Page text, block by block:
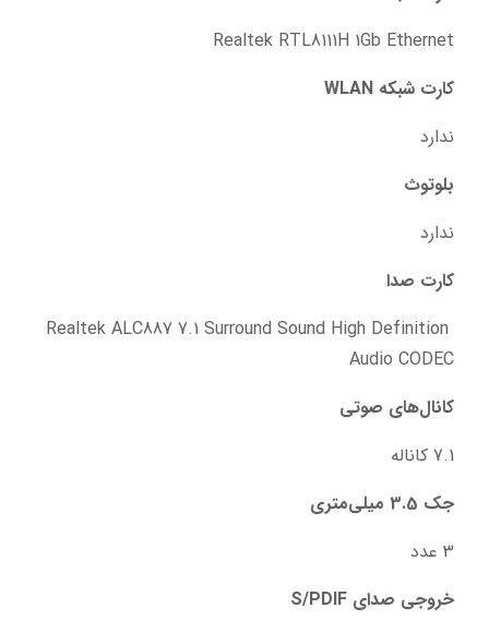
Realtek RTL8111H 1Gb Ethernet
کارت شبکه WLAN
ندارد
بلوتوث
ندارد
کارت صدا
Realtek ALC887 7.1 Surround Sound High Definition
Audio CODEC
کانال‌های صوتی
7.1 کاناله
جک 3.5 میلی‌متری
3 عدد
خروجی صدای S/PDIF